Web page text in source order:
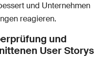
und Unternehmen
reagieren.
und
User Storys